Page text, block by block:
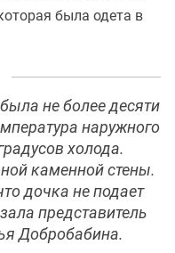
была одета в
не более десяти
наружного
холода.
каменной стены.
дочка не подает
представитель
Добробабина.